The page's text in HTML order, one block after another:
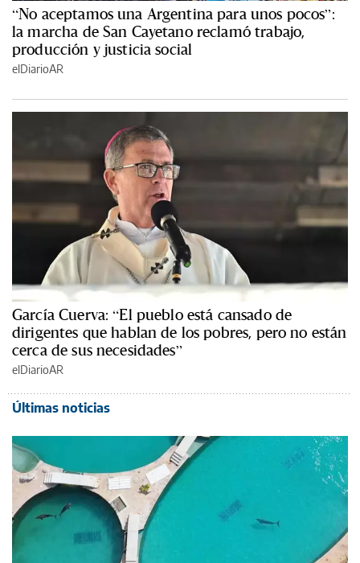
“No aceptamos una Argentina para unos pocos”:
la marcha de San Cayetano reclamó trabajo,
producción y justicia social
elDiarioAR
García Cuerva: “El pueblo está cansado de
dirigentes que hablan de los pobres, pero no están
cerca de sus necesidades”
elDiarioAR
Últimas noticias